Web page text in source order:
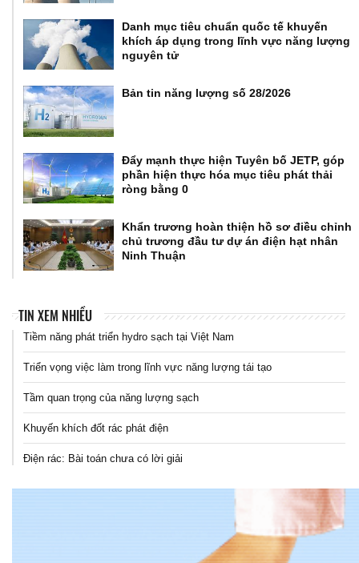
Danh mục tiêu chuẩn quốc tế khuyến
khích áp dụng trong lĩnh vực năng lượng
nguyên tử
Bản tin năng lượng số 28/2026
Đẩy mạnh thực hiện Tuyên bố JETP, góp
phần hiện thực hóa mục tiêu phát thải
ròng bằng 0
Khẩn trương hoàn thiện hồ sơ điều chỉnh
chủ trương đầu tư dự án điện hạt nhân
Ninh Thuận
TIN XEM NHIỀU
Tiềm năng phát triển hydro sạch tại Việt Nam
Triển vọng việc làm trong lĩnh vực năng lượng tái tạo
Tầm quan trọng của năng lượng sạch
Khuyến khích đốt rác phát điện
Điện rác: Bài toán chưa có lời giải